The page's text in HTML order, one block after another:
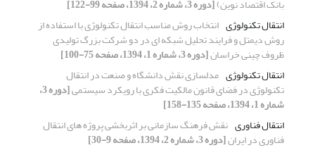
بانک اقتصاد نوین)[دوره 3، شماره 2، 1394، صفحه 99-122]
انتقال تکنولوژی انتخاب روش مناسب انتقال تکنولوژی با استفاده از
روش دیمتل و فرایند تحلیل شبکه ای در دو شرکت بزرگ تولیدی
ظروف چینی خراسان[دوره 3، شماره 1، 1394، صفحه 75-100]
انتقال تکنولوژی مدلسازی نقش دانشگاه و صنعت در انتقال
تکنولوژی در فضای قانون مالکیت فکری با رویکرد سیستمی [دوره 3،
شماره 1، 1394، صفحه 135-158]
انتقال فناوری نقش فرهنگ سازمانی بر اثربخشی پروژه های انتقال
فناوری در ایران[دوره 3، شماره 2، 1394، صفحه 9-30]